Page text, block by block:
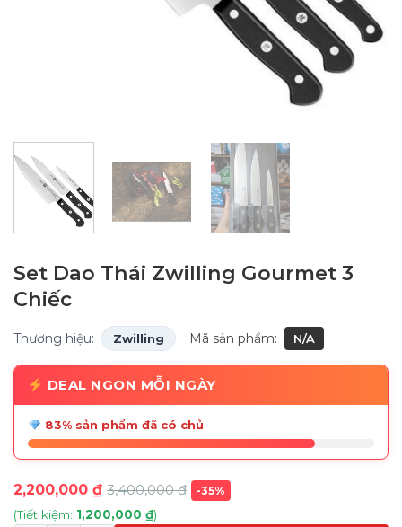
Set Dao Thái Zwilling Gourmet 3
Chiếc
Thương hiệu: Zwilling Mã sản phẩm: N/A
DEAL NGON MỖI NGÀY
83% sản phẩm đã có chủ
2,200,000 ₫ 3,400,000₫ -35%
(Tiết kiệm: 1,200,000 ₫)